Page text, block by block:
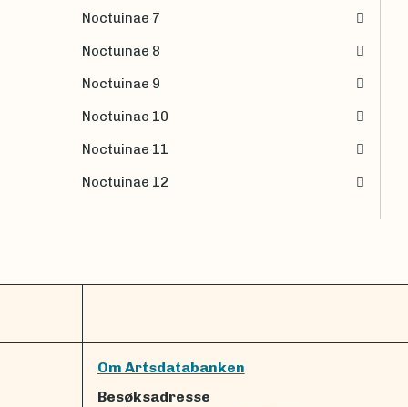
Noctuinae 7
Noctuinae 8
Noctuinae 9
Noctuinae 10
Noctuinae 11
Noctuinae 12
Om Artsdatabanken
Besøksadresse